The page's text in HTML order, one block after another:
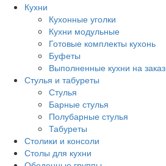
Кухни
Кухонные уголки
Кухни модульные
Готовые комплекты кухонь
Буфеты
Выполненные кухни на заказ
Стулья и табуреты
Стулья
Барные стулья
Полубарные стулья
Табуреты
Столики и консоли
Столы для кухни